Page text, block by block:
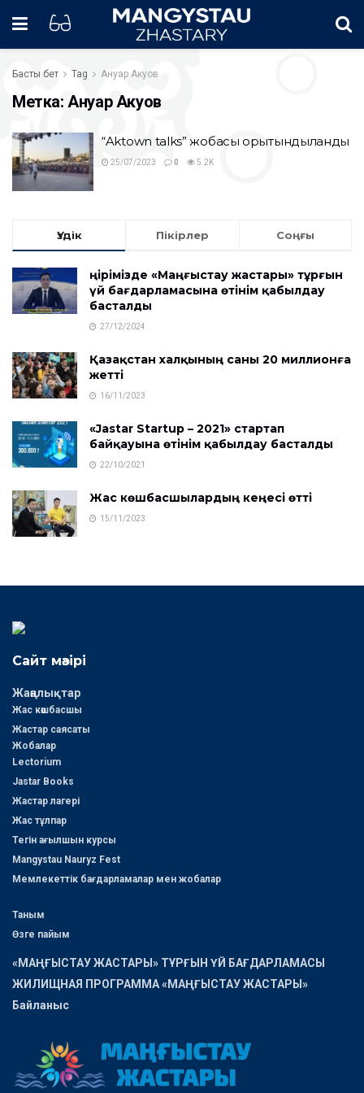
Басты бет Tag Ануар Акуов
Метка:Ануар Акуов
“Aktown talks” жобасы қорытындыланды
25/07/2023 0 5.2K
Үздік Пікірлер Соңғы
Өңірімізде «Маңғыстау жастары» тұрғын
үй бағдарламасына өтінім қабылдау
басталды
27/12/2024
Қазақстан халқының саны 20 миллионға
жетті
16/11/2023
«Jastar Startup – 2021» стартап
байқауына өтінім қабылдау басталды
22/10/2021
Жас көшбасшылардың кеңесі өтті
15/11/2023
Сайт мәзірі
Жаңалықтар
Жас көшбасшы
Жастар саясаты
Жобалар
Lectorium
Jastar Books
Жастар лагері
Жас тұлпар
Тегін ағылшын курсы
Mangystau Nauryz Fest
Мемлекеттік бағдарламалар мен жобалар
Таным
Өзге пайым
«МАҢҒЫСТАУ ЖАСТАРЫ» ТҰРҒЫН ҮЙ БАҒДАРЛАМАСЫ
ЖИЛИЩНАЯ ПРОГРАММА «МАҢҒЫСТАУ ЖАСТАРЫ»
Байланыс